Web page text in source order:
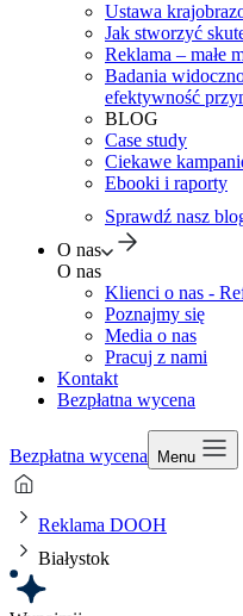
Ustawa
Jak stworzyć
Reklama – małe
Badania
efektywność
BLOG
Case study
Ciekawe
Ebooki i raporty
Sprawdź nasz
O nas
O nas
Klienci o nas -
Poznajmy się
Media o nas
Pracuj z nami
Kontakt
Bezpłatna wycena
Bezpłatna wycena Menu
Reklama DOOH
Białystok